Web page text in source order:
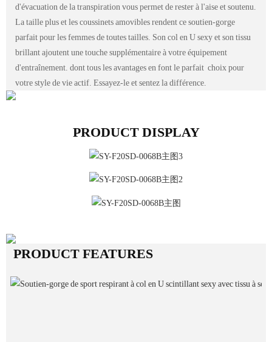
d'évacuation de la transpiration vous permet de rester à l'aise et soutenu.
La taille plus et les coussinets amovibles rendent ce soutien-gorge
parfait pour les femmes de toutes tailles. Son col en U sexy et son tissu
brillant ajoutent une touche supplémentaire à votre équipement
d'entraînement. dont tous les avantages en font le parfait choix pour
votre style de vie actif. Essayez-le et sentez la différence.
PRODUCT DISPLAY
PRODUCT FEATURES